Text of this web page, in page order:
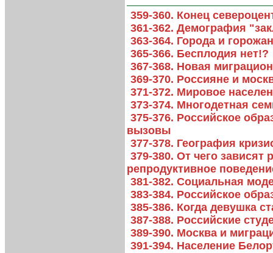
359-360. Конец
361-362. Демография
363-364. Города и
365-366. Бесплодия нет!?
367-368. Новая
369-370. Россияне и
371-372. Мировое
373-374. Многодетная
375-376. Российское
вызовы
377-378. География
379-380. От чего
репродуктивное
381-382. Социальная
383-384. Российское
385-386. Когда девушка
387-388. Российские
389-390. Москва и
391-394. Население